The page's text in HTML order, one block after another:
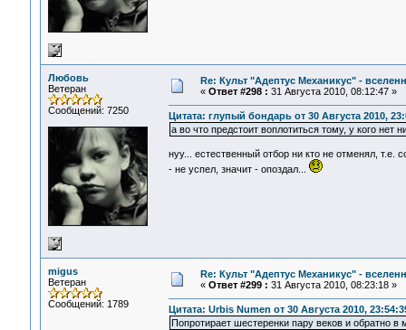
Любовь
Ветеран
Сообщений: 7250
Re: Культ "Адептус Механикус" -
« Ответ #298 : 31 Августа 2010, 08:12:47 »
Цитата: глупый бондарь от 30 Августа 2010,
а во что предстоит воплотиться тому, у кого нет
нуу... естественный отбор ни кто не отменял,
- не успел, значит - опоздал...
migus
Ветеран
Сообщений: 1789
Re: Культ "Адептус Механикус" -
« Ответ #299 : 31 Августа 2010, 08:23:18 »
Цитата: Urbis Numen от 30 Августа 2010,
Попротирает шестеренки пару веков и обратно